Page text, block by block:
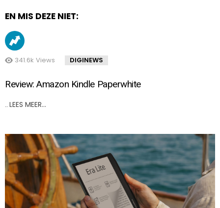
EN MIS DEZE NIET:
341.6k Views DIGINEWS
Review: Amazon Kindle Paperwhite
LEES MEER…